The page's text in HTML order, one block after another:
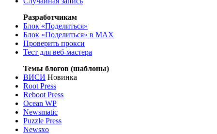
Разработчикам
Блок «Поделиться»
Блок «Поделиться» в MAX
Проверить прокси
Тест для веб-мастера
Темы блогов (шаблоны)
ВИСИ Новинка
Root Press
Reboot Press
Ocean WP
Newsmatic
Puzzle Press
Newsxo